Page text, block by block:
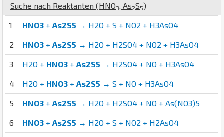
Suche nach Reaktanten (HNO3 As2S5)
1 HNO3 + As2S5 → H2O + S + NO2 + H3AsO4
2 HNO3 + As2S5 → H2O + H2SO4 + NO2 + H3AsO4
3 H2O + HNO3 + As2S5 → H2SO4 + NO + H3AsO4
4 H2O + HNO3 + As2S5 → S + NO + H3AsO4
5 HNO3 + As2S5 → H2O + H2SO4 + NO + As(NO3)5
6 HNO3 + As2S5 → H2O + S + NO2 + H2AsO4